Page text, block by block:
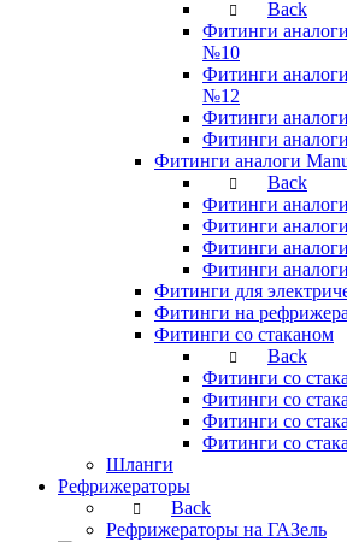
Back
Фитинги
№10
Фитинги
№12
Фитинги
Фитинги
Фитинги аналоги
Back
Фитинги
Фитинги
Фитинги
Фитинги
Фитинги для
Фитинги на
Фитинги со стаканом
Back
Фитинги со
Фитинги со
Фитинги со
Фитинги со
Шланги
Рефрижераторы
Back
Рефрижераторы на ГАЗель